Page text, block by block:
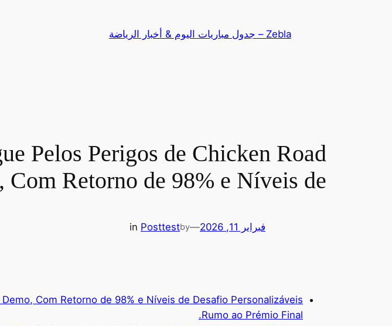
Zebla – جدول مباريات اليوم & أخبار الرياضة
Pelos Perigos de Chicken Road
Com Retorno de 98% e Níveis de
فبراير 11, 2026 —
by
test
in Post
Com Retorno de 98% e Níveis de Desafio Personalizáveis
Rumo ao Prémio Final.